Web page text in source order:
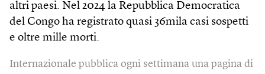
altri paesi. Nel 2024 la Repubblica Democratica
del Congo ha registrato quasi 36mila casi sospetti
e oltre mille morti.
Internazionale pubblica ogni settimana una pagina di